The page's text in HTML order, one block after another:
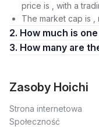
price is , with a
The market cap is ,
2. How much is
3. How many
Zasoby Hoichi
Strona internetowa
Społeczność